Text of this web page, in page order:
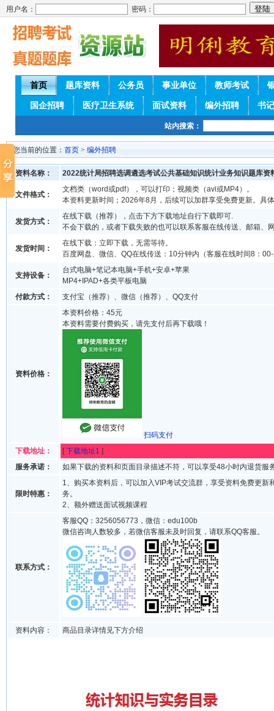
用户名： 密码：
首页 题库资料 公务员 事业单位 教师考试
国企招聘 医疗卫生系统 面试资料 编外招聘 书
站内搜索：
您当前的位置： 首页 > 编外招聘
资料名称： 2022统计局招聘选调遴选考试公共基础知识统计业务知识题库资
文件格式：
文档类（word或pdf），可以打印；视频类（avi或MP4）。
本资料更新时间；2026年8月，后续可以加群享受免费更新。具
发货方式：
在线下载（推荐），点击下方下载地址自行下载即可.
不会下载的，或者下载失败的也可以联系客服在线传送、邮箱、
发货时间：
在线下载：立即下载，无需等待。
百度网盘、微信、QQ在线传送：10分钟内（客服在线时间8：
支持设备：
台式电脑+笔记本电脑+手机+安卓+苹果
MP4+IPAD+各类平板电脑
付款方式：
支付宝（推荐）、微信（推荐）、QQ支付
资料价格：
本资料价格：45元
本资料需要付费购买，请先支付后再下载哦！
扫码支付
下载地址：
[下载地址1 ]
服务承诺：
如果下载的资料和页面目录描述不符，可以享受48小时内退货服
限时特惠：
1、购买本资料后，可以加入VIP考试交流群，享受资料免费更新
务。
2、额外赠送面试视频课程
联系方式：
客服QQ：3256056773，微信：edu100b
微信咨询人数较多，若微信客服未及时回复，请联系QQ客服。
资料内容： 商品目录详情见下方介绍